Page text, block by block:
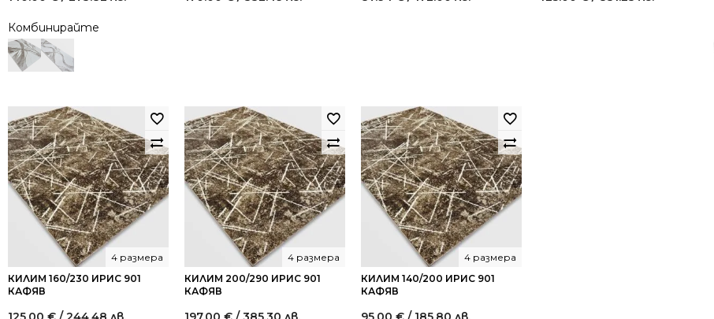
Комбинирайте
КИЛИМ 160/230 ИРИС 901
КАФЯВ
4 размера
КИЛИМ 200/290 ИРИС 901
КАФЯВ
4 размера
КИЛИМ 140/200 ИРИС 901
КАФЯВ
4 размера